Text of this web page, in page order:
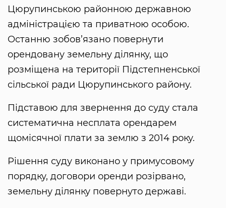
Цюрупинською районною державною
адміністрацією та приватною особою.
Останню зобов’язано повернути
орендовану земельну ділянку, що
розміщена на території Підстепненської
сільської ради Цюрупинського району.
Підставою для звернення до суду стала
систематична несплата орендарем
щомісячної плати за землю з 2014 року.
Рішення суду виконано у примусовому
порядку, договори оренди розірвано,
земельну ділянку повернуто державі.